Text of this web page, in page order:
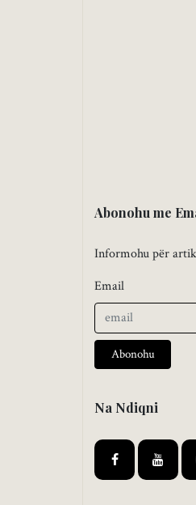
Abonohu me
Informohu për
Email
Abonohu
Na Ndiqni